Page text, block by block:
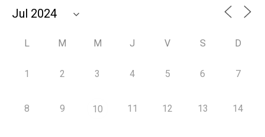
L M M J V S D
1 2 3 4 5 6 7
8 9 10 11 12 13 14